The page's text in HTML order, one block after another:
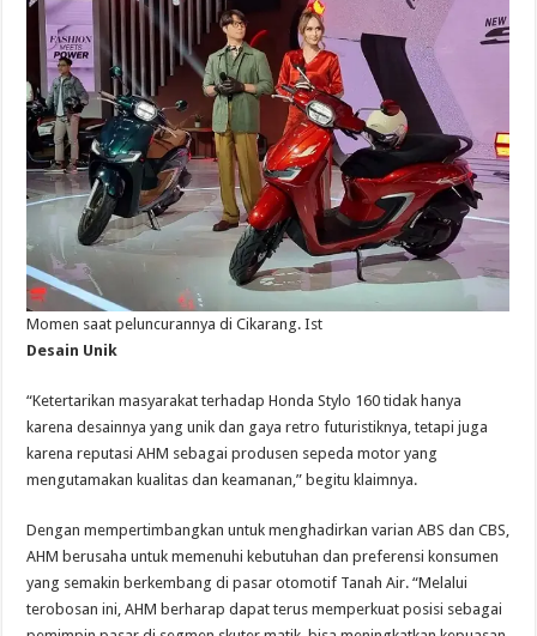
Momen saat peluncurannya di Cikarang. Ist
Desain Unik
“Ketertarikan masyarakat terhadap Honda Stylo 160 tidak hanya
karena desainnya yang unik dan gaya retro futuristiknya, tetapi juga
karena reputasi AHM sebagai produsen sepeda motor yang
mengutamakan kualitas dan keamanan,” begitu klaimnya.
Dengan mempertimbangkan untuk menghadirkan varian ABS dan CBS,
AHM berusaha untuk memenuhi kebutuhan dan preferensi konsumen
yang semakin berkembang di pasar otomotif Tanah Air. “Melalui
terobosan ini, AHM berharap dapat terus memperkuat posisi sebagai